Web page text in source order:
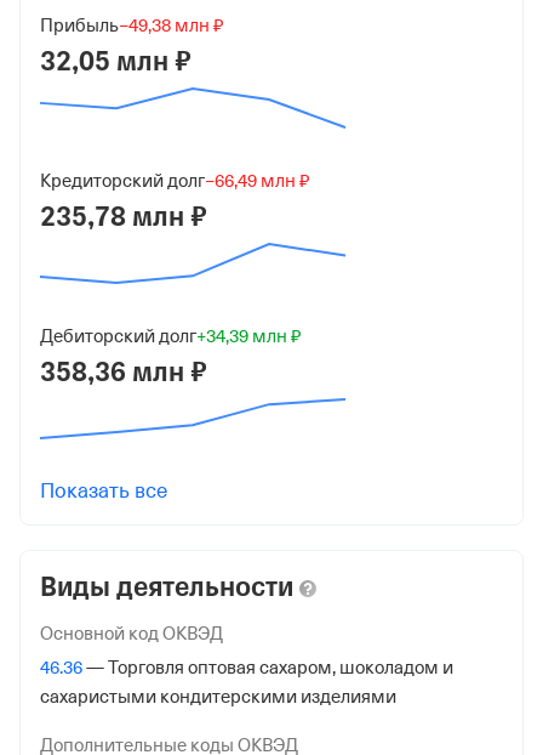
Юридический адрес
115230, гор. Москва, Вн.Тер.Г. Муниципальный округ
Нагатино-Садовники, Ш. Каширское, д. 3, К. 2, стр. 9,
ИНН
ОГРН
от 7 октября 2014
772401001
Регистрация ФНС
Службы № 46 по гор. Москве
Прибыль−49,38 млн ₽
32,05 млн ₽
Кредиторский долг−66,49 млн ₽
235,78 млн ₽
Дебиторский долг+34,39 млн ₽
358,36 млн ₽
Показать все
Виды деятельности
Основной код ОКВЭД
46.36— Торговля оптовая сахаром, шоколадом и
сахаристыми кондитерскими изделиями
Дополнительные коды ОКВЭД